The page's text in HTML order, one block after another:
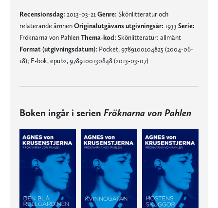
Recensionsdag: 2013-03-21 Genre: Skönlitteratur och
relaterande ämnenOriginalutgåvans utgivningsår: 1933 Serie:
Fröknarna von PahlenThema-kod: Skönlitteratur: allmänt
Format (utgivningsdatum): Pocket, 9789100104825 (2004-06-
18); E-bok, epub2, 9789100130848 (2013-03-07)
Boken ingår i serien Fröknarna von Pahlen